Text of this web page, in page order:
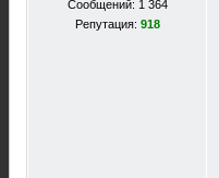
Сообщений: 1 364
Репутация: 918